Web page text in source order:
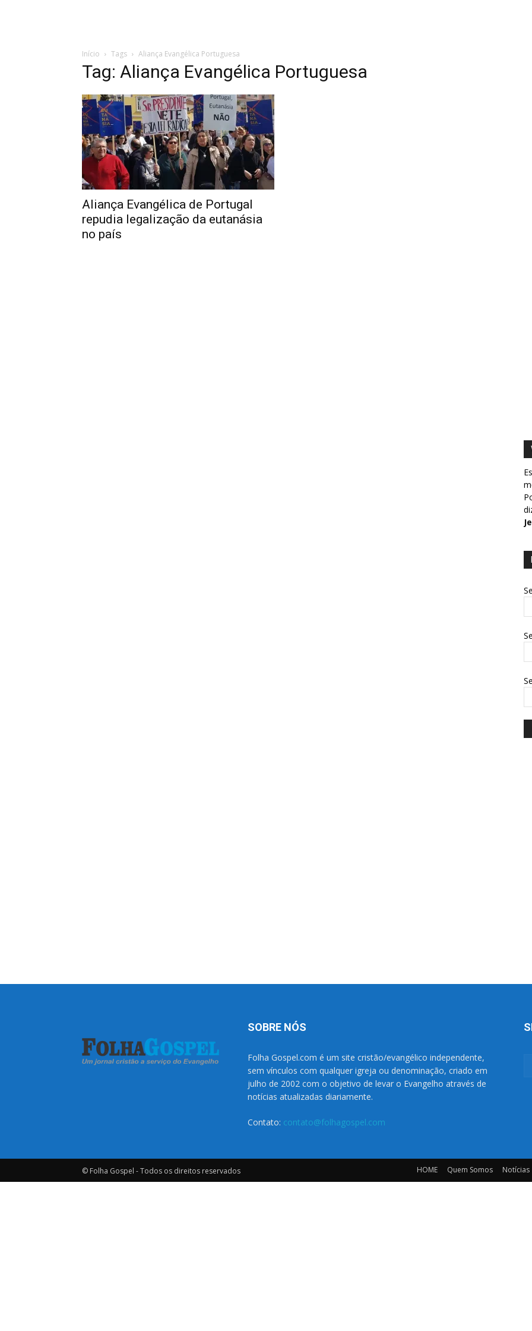
Início Tags Aliança Evangélica Portuguesa
Tag: Aliança Evangélica Portuguesa
Aliança Evangélica de Portugal
repudia legalização da eutanásia
no país
SOBRE NÓS
Folha Gospel.com é um site cristão/evangélico independente,
sem vínculos com qualquer igreja ou denominação, criado em
julho de 2002 com o objetivo de levar o Evangelho através de
notícias atualizadas diariamente.
Contato: contato@folhagospel.com
© Folha Gospel - Todos os direitos reservados HOME Quem Somos Notícias